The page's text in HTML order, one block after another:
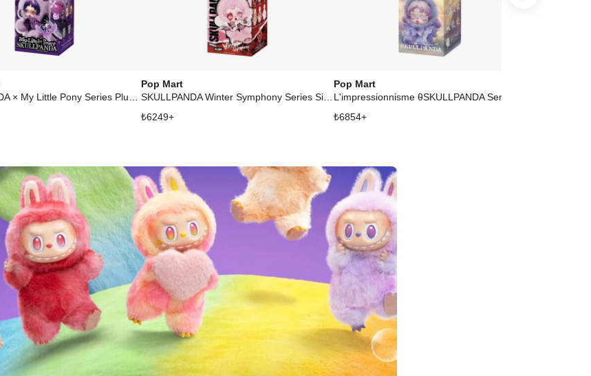
SKULLPANDA × My Little Pony Series Plush Doll Pendant
Pop Mart
SKULLPANDA Winter Symphony Series Single Blind Box
₺6249+
Pop Mart
₺6854+